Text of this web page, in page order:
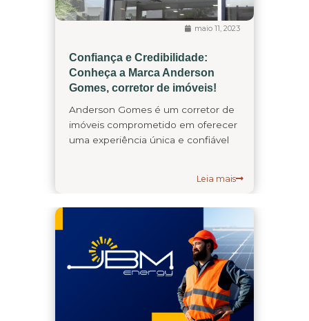
maio 11, 2023
Confiança e Credibilidade:
Conheça a Marca Anderson
Gomes, corretor de imóveis!
Anderson Gomes é um corretor de
imóveis comprometido em oferecer
uma experiência única e confiável
Leia mais